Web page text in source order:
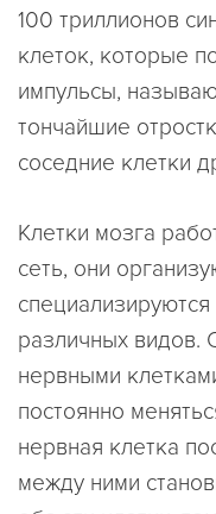
100 триллионов
клеток, которые
импульсы,
тончайшие
соседние клетки
Клетки мозга
сеть, они
различных видов.
нервными
постоянно
нервная клетка
между ними